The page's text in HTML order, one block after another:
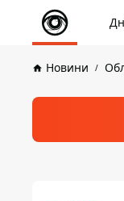
Новини